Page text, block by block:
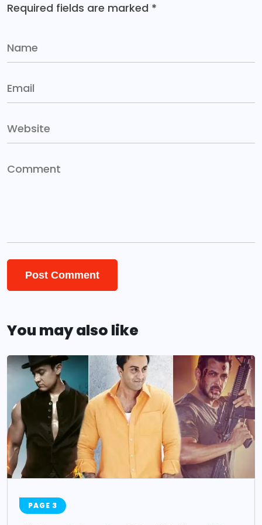
Required fields are marked *
You may also like
PAGE 3